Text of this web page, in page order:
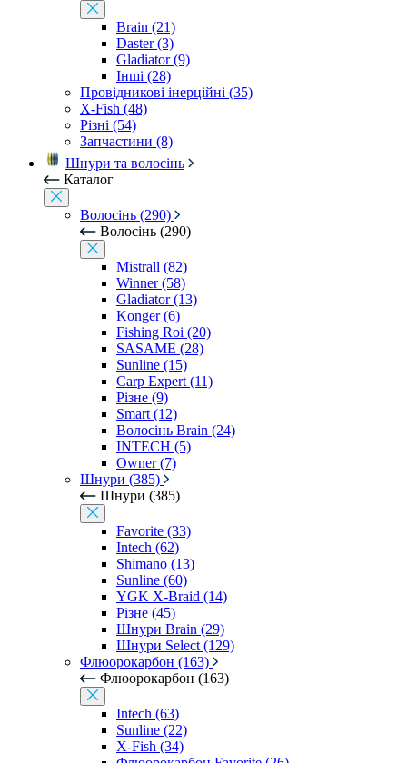
Brain (21)
Daster (3)
Gladiator (9)
Інші (28)
Провідникові інерційні (35)
X-Fish (48)
Різні (54)
Запчастини (8)
Шнури та волосінь
Каталог
Волосінь (290)
Волосінь (290)
Mistrall (82)
Winner (58)
Gladiator (13)
Konger (6)
Fishing Roi (20)
SASAME (28)
Sunline (15)
Carp Expert (11)
Різне (9)
Smart (12)
Волосінь Brain (24)
INTECH (5)
Owner (7)
Шнури (385)
Шнури (385)
Favorite (33)
Intech (62)
Shimano (13)
Sunline (60)
YGK X-Braid (14)
Різне (45)
Шнури Brain (29)
Шнури Select (129)
Флюорокарбон (163)
Флюорокарбон (163)
Intech (63)
Sunline (22)
X-Fish (34)